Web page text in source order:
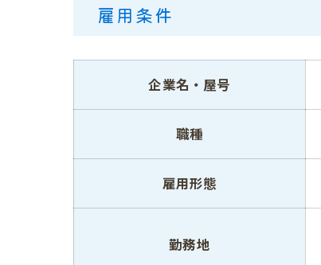
雇用条件
企業名・屋号
職種
雇用形態
勤務地